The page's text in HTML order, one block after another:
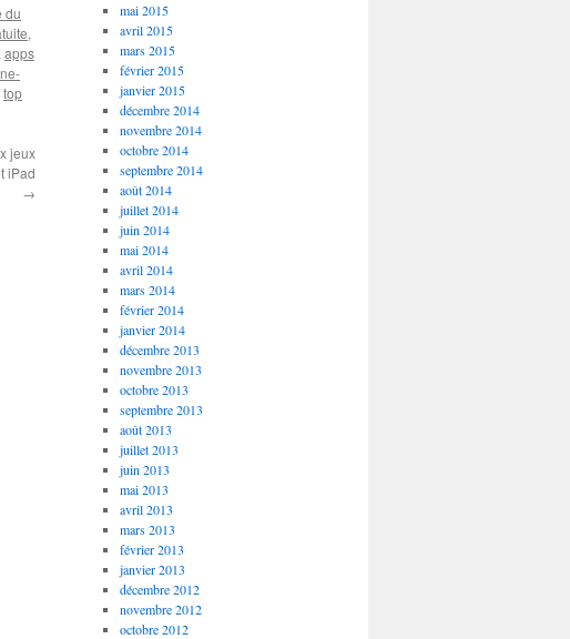
du
,
apps
top
jeux
iPad
→
mai 2015
avril 2015
mars 2015
février 2015
janvier 2015
décembre 2014
novembre 2014
octobre 2014
septembre 2014
août 2014
juillet 2014
juin 2014
mai 2014
avril 2014
mars 2014
février 2014
janvier 2014
décembre 2013
novembre 2013
octobre 2013
septembre 2013
août 2013
juillet 2013
juin 2013
mai 2013
avril 2013
mars 2013
février 2013
janvier 2013
décembre 2012
novembre 2012
octobre 2012